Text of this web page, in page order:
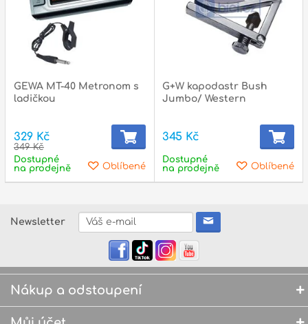
GEWA MT-40 Metronom s
ladičkou
329 Kč
349 Kč
Oblíbené
Dostupné
na prodejně
G+W kapodastr Bush
Jumbo/ Western
345 Kč
Oblíbené
Dostupné
na prodejně
Newsletter
Nákup a odstoupení